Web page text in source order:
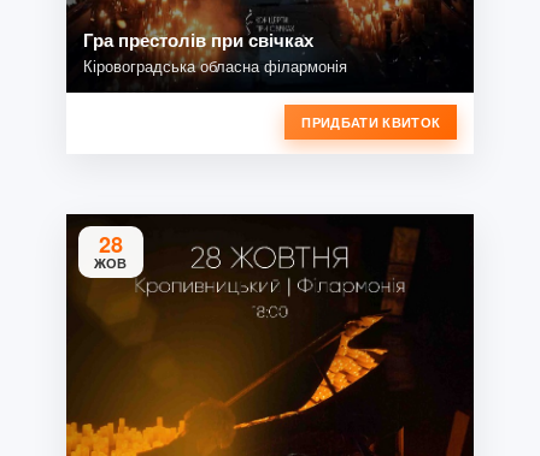
Гра престолів при свічках
Кіровоградська обласна філармонія
ПРИДБАТИ КВИТОК
28
ЖОВ